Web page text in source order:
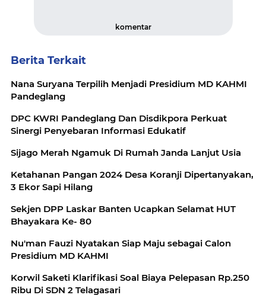
komentar
Berita Terkait
Nana Suryana Terpilih Menjadi Presidium MD KAHMI
Pandeglang
DPC KWRI Pandeglang Dan Disdikpora Perkuat
Sinergi Penyebaran Informasi Edukatif
Sijago Merah Ngamuk Di Rumah Janda Lanjut Usia
Ketahanan Pangan 2024 Desa Koranji Dipertanyakan,
3 Ekor Sapi Hilang
Sekjen DPP Laskar Banten Ucapkan Selamat HUT
Bhayakara Ke- 80
Nu'man Fauzi Nyatakan Siap Maju sebagai Calon
Presidium MD KAHMI
Korwil Saketi Klarifikasi Soal Biaya Pelepasan Rp.250
Ribu Di SDN 2 Telagasari